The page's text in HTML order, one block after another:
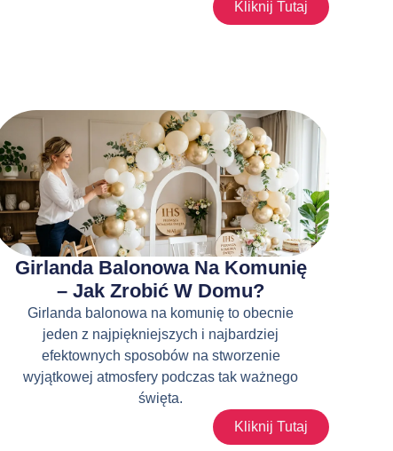
Kliknij Tutaj
Girlanda Balonowa Na Komunię
– Jak Zrobić W Domu?
Girlanda balonowa na komunię to obecnie
jeden z najpiękniejszych i najbardziej
efektownych sposobów na stworzenie
wyjątkowej atmosfery podczas tak ważnego
święta.
Kliknij Tutaj